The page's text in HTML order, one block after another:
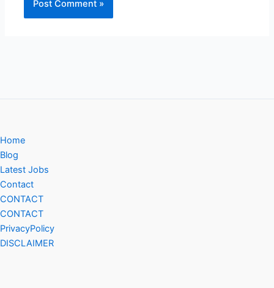
Home
Blog
Latest Jobs
Contact
CONTACT
CONTACT
PrivacyPolicy
DISCLAIMER